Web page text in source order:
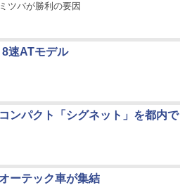
ツバが勝利の要因
速ATモデル
ンパクト「シグネット」を都内で
ーテック車が集結